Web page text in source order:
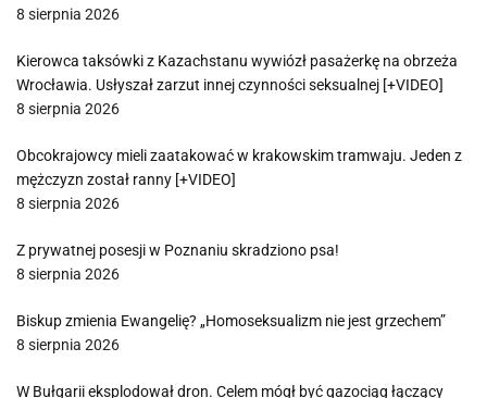
8 sierpnia 2026
Kierowca taksówki z Kazachstanu wywiózł pasażerkę na obrzeża
Wrocławia. Usłyszał zarzut innej czynności seksualnej [+VIDEO]
8 sierpnia 2026
Obcokrajowcy mieli zaatakować w krakowskim tramwaju. Jeden z
mężczyzn został ranny [+VIDEO]
8 sierpnia 2026
Z prywatnej posesji w Poznaniu skradziono psa!
8 sierpnia 2026
Biskup zmienia Ewangelię? „Homoseksualizm nie jest grzechem”
8 sierpnia 2026
W Bułgarii eksplodował dron. Celem mógł być gazociąg łączący